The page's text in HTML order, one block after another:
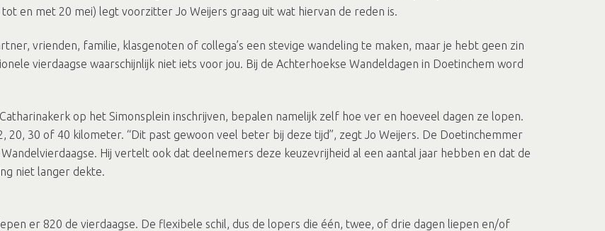
en met 20 mei) legt voorzitter Jo Weijers graag uit wat hiervan de reden is.
vrienden, familie, klasgenoten of collega’s een stevige wandeling te maken, maar je hebt geen zin
vierdaagse waarschijnlijk niet iets voor jou. Bij de Achterhoekse Wandeldagen in Doetinchem word
op het Simonsplein inschrijven, bepalen namelijk zelf hoe ver en hoeveel dagen ze lopen.
20, 30 of 40 kilometer. “Dit past gewoon veel beter bij deze tijd”, zegt Jo Weijers. De Doetinchemmer
Hij vertelt ook dat deelnemers deze keuzevrijheid al een aantal jaar hebben en dat de
niet langer dekte.
er 820 de vierdaagse. De flexibele schil, dus de lopers die één, twee, of drie dagen liepen en/of